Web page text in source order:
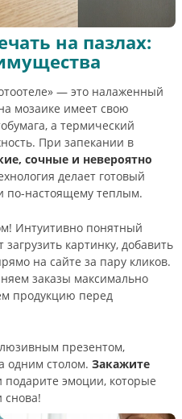
на пазлах:
— это налаженный
мозаике имеет свою
а термический
При запекании в
сочные и невероятно
делает готовый
по-настоящему теплым.
Интуитивно понятный
картинку, добавить
на сайте за пару кликов.
заказы максимально
продукцию перед
презентом,
одним столом. Закажите
подарите эмоции, которые
снова!